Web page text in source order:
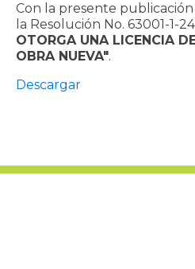
Con la presente publicación
la Resolución No. 63001-1-
OTORGA UNA LICENCIA
OBRA NUEVA".
Descargar